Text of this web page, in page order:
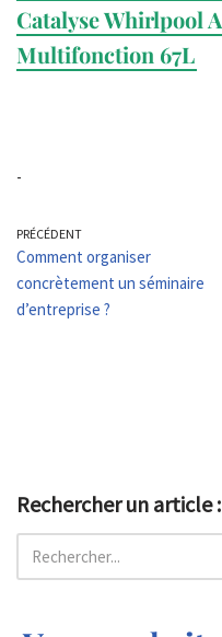
Catalyse Whirlpool
Multifonction 67L
-
PRÉCÉDENT
Comment organiser
concrètement un séminaire
d’entreprise ?
Rechercher un article :